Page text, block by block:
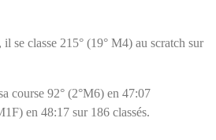
se classe 215° (19° M4) au scratch sur
course 92° (2°M6) en 47:07
en 48:17 sur 186 classés.